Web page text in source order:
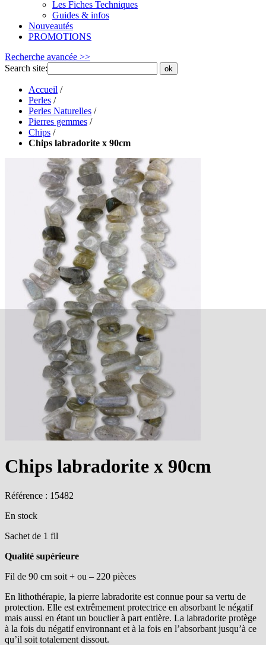
Les Fiches Techniques
Guides & infos
Nouveautés
PROMOTIONS
Recherche avancée >>
Search site:
ok
Accueil /
Perles /
Perles Naturelles /
Pierres gemmes /
Chips /
Chips labradorite x 90cm
Chips labradorite x 90cm
Référence : 15482
En stock
Sachet de 1 fil
Qualité supérieure
Fil de 90 cm soit + ou – 220 pièces
En lithothérapie, la pierre labradorite est connue pour sa vertu de
protection. Elle est extrêmement protectrice en absorbant le négatif
mais aussi en étant un bouclier à part entière. La labradorite protège
à la fois du négatif environnant et à la fois en l’absorbant jusqu’à ce
qu’il soit totalement dissout.